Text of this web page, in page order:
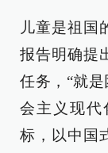
儿童是祖国
报告明确提
任务，“就
会主义现代
标，以中国